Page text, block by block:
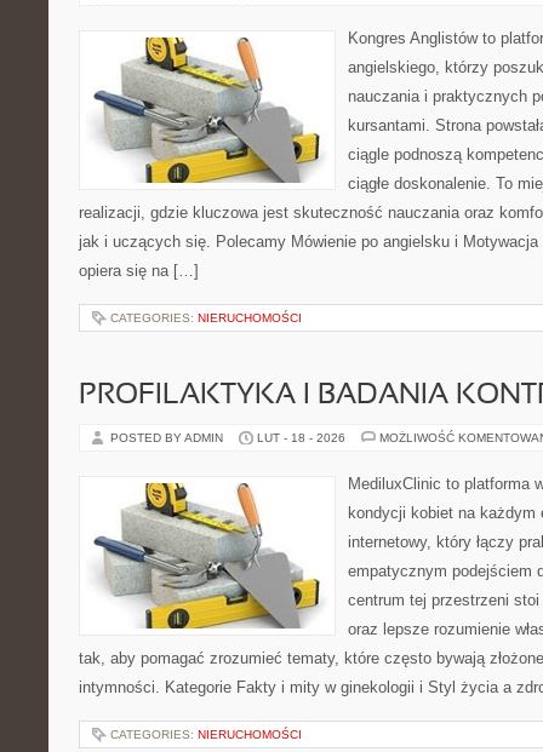
Kongres Anglistów to
angielskiego, którzy
nauczania i praktycznych
kursantami. Strona
ciągle podnoszą
ciągłe doskonalenie. To
realizacji, gdzie kluczowa jest skuteczność nauczania oraz
jak i uczących się. Polecamy Mówienie po angielsku i
opiera się na […]
CATEGORIES: NIERUCHOMOŚCI
PROFILAKTYKA I BADANIA
POSTED BY ADMIN LUT - 18 - 2026 MOŻLIWOŚĆ
MediluxClinic to platforma
kondycji kobiet na każdym
internetowy, który łączy
empatycznym podejściem
centrum tej przestrzeni
oraz lepsze rozumienie
tak, aby pomagać zrozumieć tematy, które często bywają
intymności. Kategorie Fakty i mity w ginekologii i Styl życia a
CATEGORIES: NIERUCHOMOŚCI